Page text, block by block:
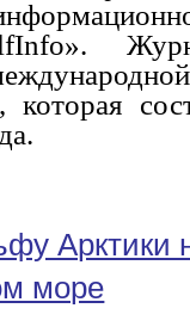
которая
Арктики
море